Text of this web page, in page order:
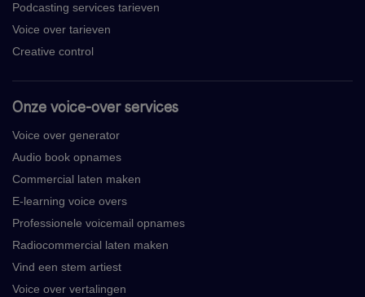
Podcasting services tarieven
Voice over tarieven
Creative control
Onze voice-over services
Voice over generator
Audio book opnames
Commercial laten maken
E-learning voice overs
Professionele voicemail opnames
Radiocommercial laten maken
Vind een stem artiest
Voice over vertalingen